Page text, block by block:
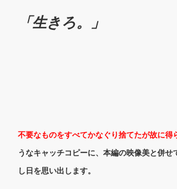
「生きろ。」
不要なものをすべてかなぐり捨てたが故に得
うなキャッチコピーに、本編の映像美と併せ
し日を思い出します。